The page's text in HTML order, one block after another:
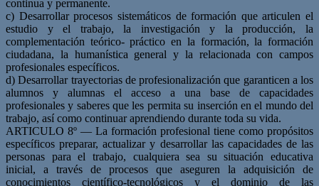
continua y permanente.
c) Desarrollar procesos sistemáticos de formación que articulen el
estudio y el trabajo, la investigación y la producción, la
complementación teórico- práctico en la formación, la formación
ciudadana, la humanística general y la relacionada con campos
profesionales específicos.
d) Desarrollar trayectorias de profesionalización que garanticen a los
alumnos y alumnas el acceso a una base de capacidades
profesionales y saberes que les permita su inserción en el mundo del
trabajo, así como continuar aprendiendo durante toda su vida.
ARTICULO 8º — La formación profesional tiene como propósitos
específicos preparar, actualizar y desarrollar las capacidades de las
personas para el trabajo, cualquiera sea su situación educativa
inicial, a través de procesos que aseguren la adquisición de
conocimientos científico-tecnológicos y el dominio de las